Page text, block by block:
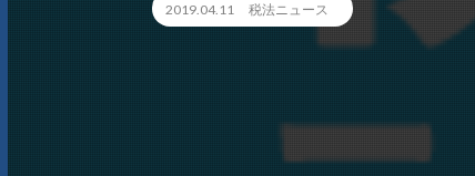
2019.04.11 税法ニュース